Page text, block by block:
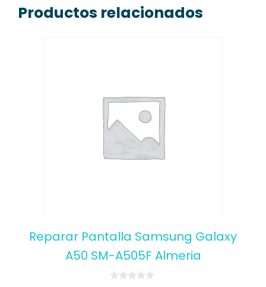
Productos relacionados
Reparar Pantalla Samsung Galaxy
A50 SM-A505F Almeria